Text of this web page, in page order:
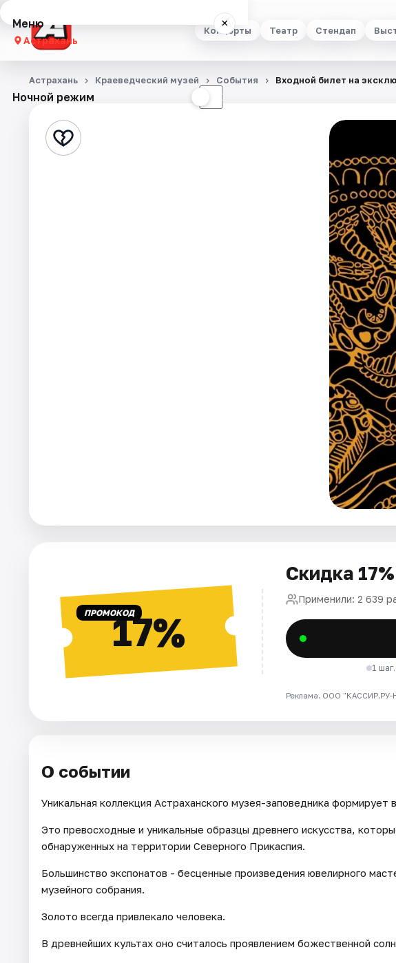
Концерты Театр Стендап
Меню ×
Астрахань
Концерты
Стендап
Ночной режим ☾
Астрахань Краеведческий музей События Входной билет на
ПРОМОКОД17%
Скидка
Применили: 2 639
1
Реклама. ООО "КАССИР.РУ-
О событии
Уникальная коллекция Астраханского музея-заповедника формирует
Это превосходные и уникальные образцы древнего искусства,
обнаруженных на территории Северного Прикаспия.
Большинство экспонатов - бесценные произведения ювелирного
музейного собрания.
Золото всегда привлекало человека.
В древнейших культах оно считалось проявлением божественной